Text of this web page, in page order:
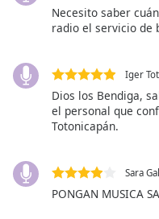
settings
dialog
off
selected
in-
Picture
Fullscreen
Necesito saber
radio el servicio de
Iger
Dios los Bendiga,
el personal que
Totonicapán.
Sara
PONGAN MUSICA